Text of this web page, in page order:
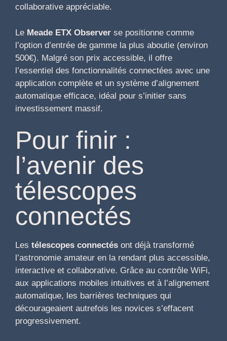
collaborative appréciable.
Le Meade ETX Observer se positionne comme
l’option d’entrée de gamme la plus aboutie (environ
500€). Malgré son prix accessible, il offre
l’essentiel des fonctionnalités connectées avec une
application complète et un système d’alignement
automatique efficace, idéal pour s’initier sans
investissement massif.
Pour finir :
l’avenir des
télescopes
connectés
Les télescopes connectés ont déjà transformé
l’astronomie amateur en la rendant plus accessible,
interactive et collaborative. Grâce au contrôle WiFi,
aux applications mobiles intuitives et à l’alignement
automatique, les barrières techniques qui
décourageaient autrefois les novices s’effacent
progressivement.